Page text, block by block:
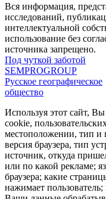
Вся информация,
исследований,
интеллектуальной
использование без
источника запрещено.
Под чуткой заботой
SEMPROGROUP
Русское географическое
общество
Используя этот сайт,
cookie,
местоположении, тип и
версия браузера, тип
источник, откуда
или по какой рекламе;
браузера; какие
нажимает